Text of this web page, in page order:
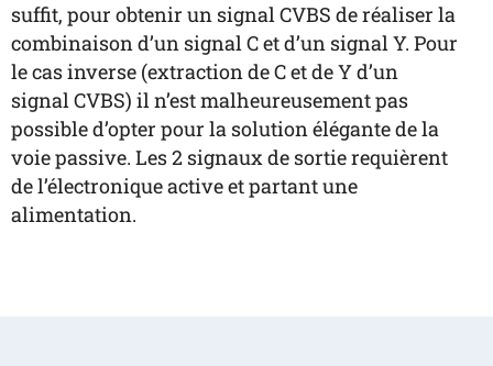
suffit, pour obtenir un signal CVBS de réaliser la
combinaison d’un signal C et d’un signal Y. Pour
le cas inverse (extraction de C et de Y d’un
signal CVBS) il n’est malheureusement pas
possible d’opter pour la solution élégante de la
voie passive. Les 2 signaux de sortie requièrent
de l’électronique active et partant une
alimentation.